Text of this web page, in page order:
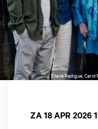
Éliane Radigue,
ZA 18 APR 2026